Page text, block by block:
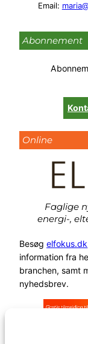
Email:
Abonnement
Online
Faglige
energi-,
Besøg elfokus.dk
information fra
branchen, samt
nyhedsbrev.